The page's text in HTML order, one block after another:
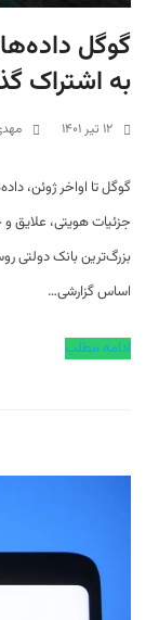
گوگل
به اشتراک
۱۲ تیر ۱۴۰۱
جزئیات هویتی، علایق
بزرگ‌ترین بانک دولتی
اساس گزارشی…
ادامه مطلب